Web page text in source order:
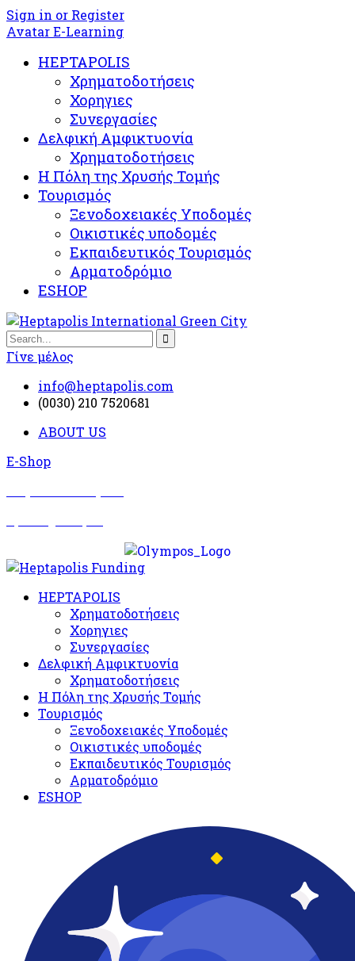
Sign in or Register
Avatar E-Learning
HEPTAPOLIS
Χρηματοδοτήσεις
Χορηγιες
Συνεργασίες
Δελφική Αμφικτυονία
Χρηματοδοτήσεις
Η Πόλη της Χρυσής Τομής
Τουρισμός
Ξενοδοχειακές Υποδομές​
Oικιστικές υποδομές
Εκπαιδευτικός Τουρισμός
Αρματοδρόμιο
ESHOP
Γίνε μέλος
info@heptapolis.com
(0030) 210 7520681
ABOUT US
E-Shop
HEPTAPOLIS
Χρηματοδοτήσεις
Χορηγιες
Συνεργασίες
Δελφική Αμφικτυονία
Χρηματοδοτήσεις
Η Πόλη της Χρυσής Τομής
Τουρισμός
Ξενοδοχειακές Υποδομές​
Oικιστικές υποδομές
Εκπαιδευτικός Τουρισμός
Αρματοδρόμιο
ESHOP